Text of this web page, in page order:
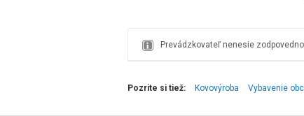
Prevádzkovateľ nenesie
Pozrite si tiež: Kovovýroba Vybavenie